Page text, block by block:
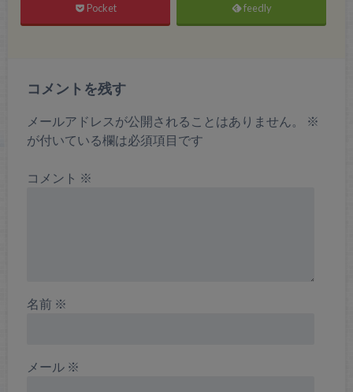
Pocket feedly
コメントを残す
メールアドレスが公開されることはありません。
※
が付いている欄は必須項目です
コメント ※
名前 ※
メール ※